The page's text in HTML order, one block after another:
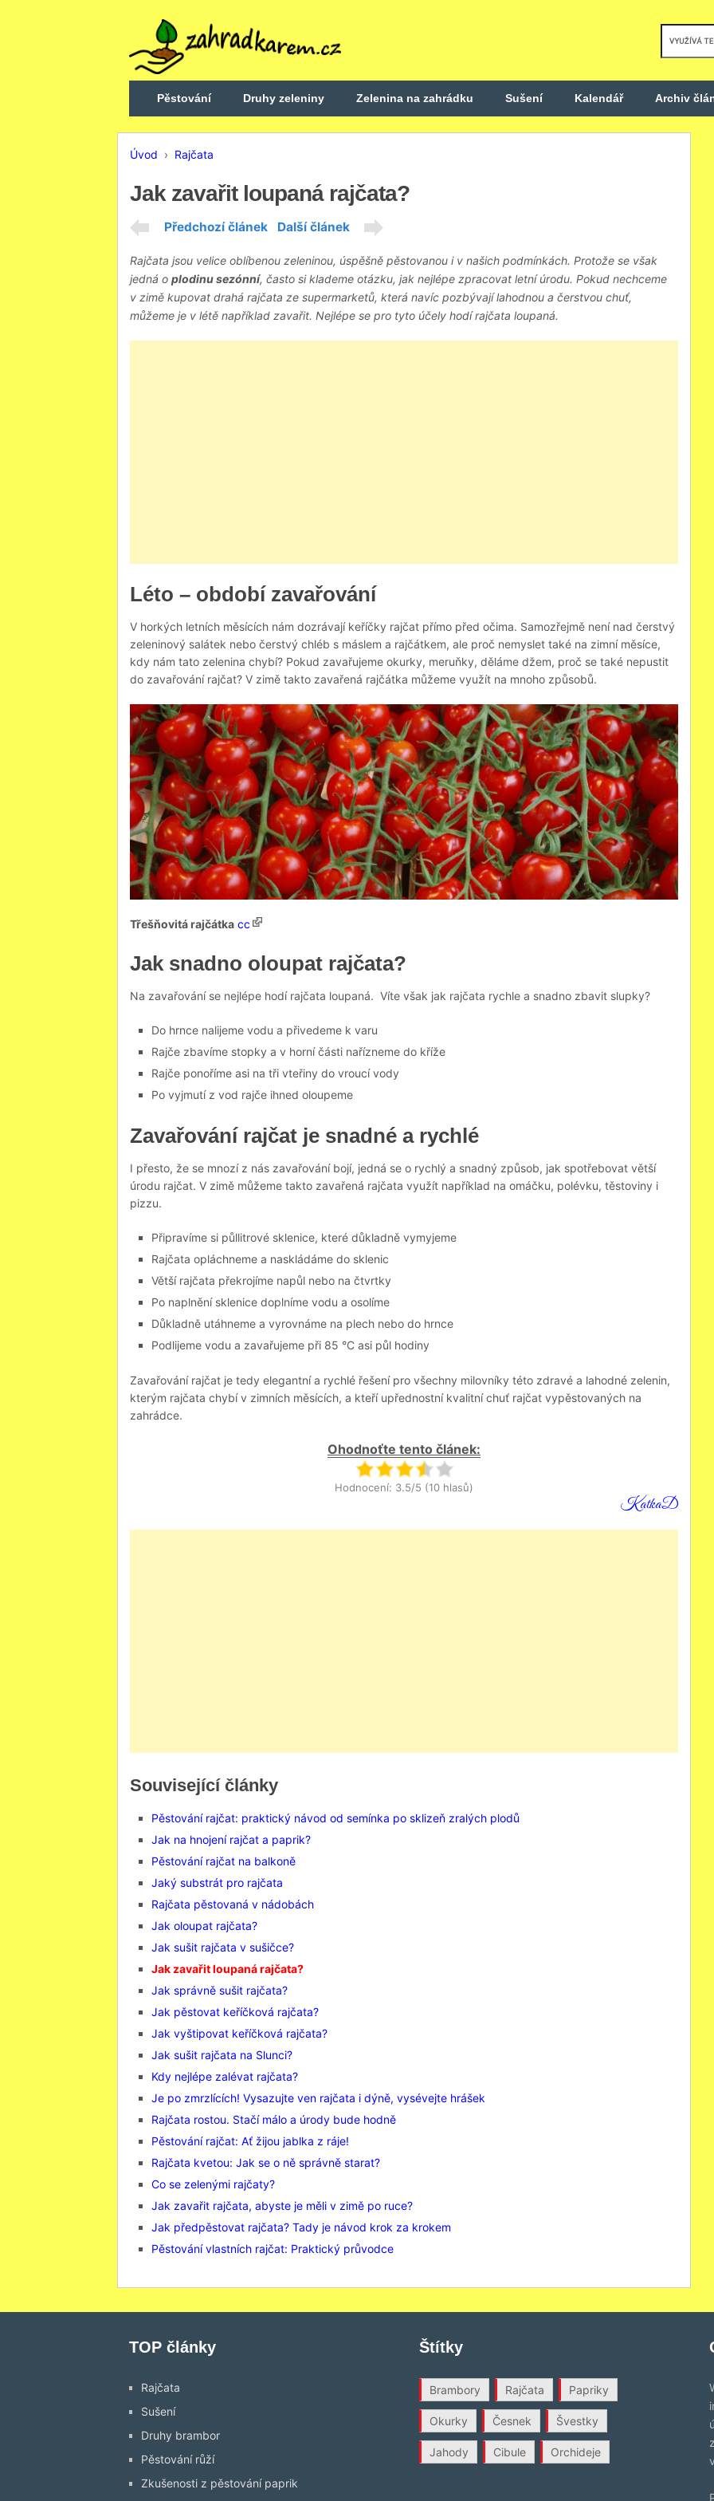
Pěstování Druhy zeleniny Zelenina na zahrádku Sušení Kalendář Archiv
Úvod › Rajčata
Jak zavařit loupaná rajčata?
Předchozí článek Další článek
Rajčata jsou velice oblíbenou zeleninou, úspěšně pěstovanou i v našich podmínkách. Protože se však
jedná o plodinu sezónní, často si klademe otázku, jak nejlépe zpracovat letní úrodu. Pokud nechceme
v zimě kupovat drahá rajčata ze supermarketů, která navíc pozbývají lahodnou a čerstvou chuť,
můžeme je v létě například zavařit. Nejlépe se pro tyto účely hodí rajčata loupaná.
Léto – období zavařování
V horkých letních měsících nám dozrávají keříčky rajčat přímo před očima. Samozřejmě není nad čerstvý
zeleninový salátek nebo čerstvý chléb s máslem a rajčátkem, ale proč nemyslet také na zimní měsíce,
kdy nám tato zelenina chybí? Pokud zavařujeme okurky, meruňky, děláme džem, proč se také nepustit
do zavařování rajčat? V zimě takto zavařená rajčátka můžeme využít na mnoho způsobů.
Třešňovitá rajčátka cc
Jak snadno oloupat rajčata?
Na zavařování se nejlépe hodí rajčata loupaná. Víte však jak rajčata rychle a snadno zbavit slupky?
Do hrnce nalijeme vodu a přivedeme k varu
Rajče zbavíme stopky a v horní části nařízneme do kříže
Rajče ponoříme asi na tři vteřiny do vroucí vody
Po vyjmutí z vod rajče ihned oloupeme
Zavařování rajčat je snadné a rychlé
I přesto, že se mnozí z nás zavařování bojí, jedná se o rychlý a snadný způsob, jak spotřebovat větší
úrodu rajčat. V zimě můžeme takto zavařená rajčata využít například na omáčku, polévku, těstoviny i
pizzu.
Připravíme si půllitrové sklenice, které důkladně vymyjeme
Rajčata opláchneme a naskládáme do sklenic
Větší rajčata překrojíme napůl nebo na čtvrtky
Po naplnění sklenice doplníme vodu a osolíme
Důkladně utáhneme a vyrovnáme na plech nebo do hrnce
Podlijeme vodu a zavařujeme při 85 °C asi půl hodiny
Zavařování rajčat je tedy elegantní a rychlé řešení pro všechny milovníky této zdravé a lahodné zelenin,
kterým rajčata chybí v zimních měsících, a kteří upřednostní kvalitní chuť rajčat vypěstovaných na
zahrádce.
Ohodnoťte tento článek:
Hodnocení: 3.5/5 (10 hlasů)
KatkaD
Související články
Pěstování rajčat: praktický návod od semínka po sklizeň zralých plodů
Jak na hnojení rajčat a paprik?
Pěstování rajčat na balkoně
Jaký substrát pro rajčata
Rajčata pěstovaná v nádobách
Jak oloupat rajčata?
Jak sušit rajčata v sušičce?
Jak zavařit loupaná rajčata?
Jak správně sušit rajčata?
Jak pěstovat keříčková rajčata?
Jak vyštipovat keříčková rajčata?
Jak sušit rajčata na Slunci?
Kdy nejlépe zalévat rajčata?
Je po zmrzlících! Vysazujte ven rajčata i dýně, vysévejte hrášek
Rajčata rostou. Stačí málo a úrody bude hodně
Pěstování rajčat: Ať žijou jablka z ráje!
Rajčata kvetou: Jak se o ně správně starat?
Co se zelenými rajčaty?
Jak zavařit rajčata, abyste je měli v zimě po ruce?
Jak předpěstovat rajčata? Tady je návod krok za krokem
Pěstování vlastních rajčat: Praktický průvodce
TOP články
Rajčata
Sušení
Druhy brambor
Pěstování růží
Zkušenosti z pěstování paprik
Štítky
Brambory Rajčata Papriky
Okurky Česnek Švestky
Jahody Cibule Orchideje